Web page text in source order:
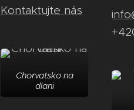
Kontaktujte nás
Chorvatsko na
dlani